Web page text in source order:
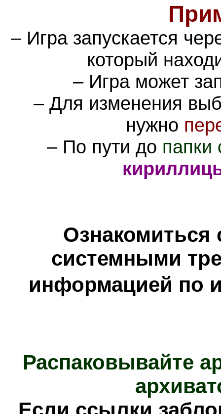
– Игра запускается
который
– Игра может
– Для изменения
нужно
– По пути до папки
Ознакомиться
системными
информацией по
Распаковывайте